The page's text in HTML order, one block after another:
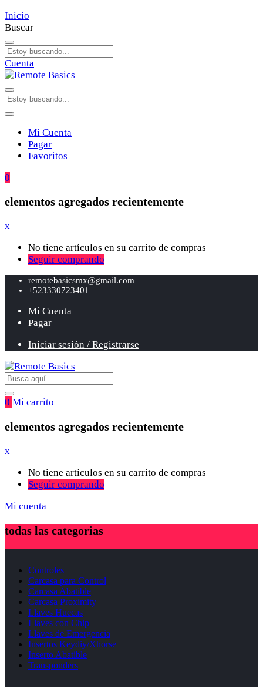
Inicio
Buscar
Cuenta
Mi Cuenta
Pagar
Favoritos
0
elementos agregados recientemente
x
No tiene artículos en su carrito de compras
Seguir comprando
remotebasicsmx@gmail.com
+523330723401
Mi Cuenta
Pagar
Iniciar sesión / Registrarse
0 Mi carrito
elementos agregados recientemente
x
No tiene artículos en su carrito de compras
Seguir comprando
Mi cuenta
todas las categorias
Controles
Carcasa para Control
Carcasa Abatible
Carcasa Proximity
Llaves Huecas
Llaves con Chip
Llaves de Emergencia
Insertos Keydiy/Xhorse
Inserto Abatible
Transponders